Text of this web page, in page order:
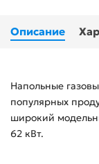
Описание
Напольные
популярных
широкий
62 кВт.